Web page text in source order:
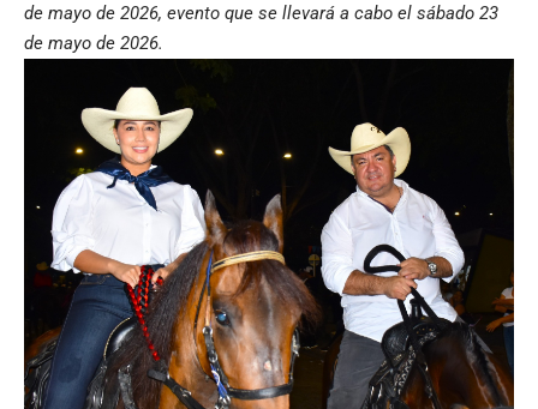
de mayo de 2026, evento que se llevará a cabo el sábado 23
de mayo de 2026.